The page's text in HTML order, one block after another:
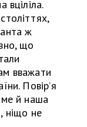
вціліла.
ж
що
вважати
Повір’я
й наша
ніщо не